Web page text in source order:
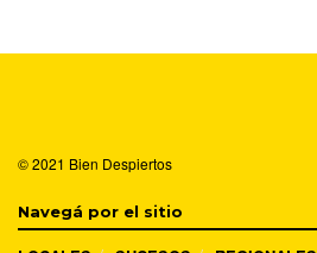
© 2021 Bien Despiertos
Navegá por el sitio